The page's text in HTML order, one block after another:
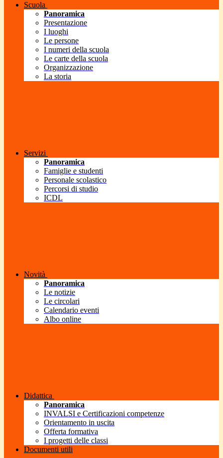
Scuola
Panoramica
Presentazione
I luoghi
Le persone
I numeri della scuola
Le carte della scuola
Organizzazione
La storia
Servizi
Panoramica
Famiglie e studenti
Personale scolastico
Percorsi di studio
ICDL
Novità
Panoramica
Le notizie
Le circolari
Calendario eventi
Albo online
Didattica
Panoramica
INVALSI e Certificazioni competenze
Orientamento in uscita
Offerta formativa
I progetti delle classi
Documenti utili